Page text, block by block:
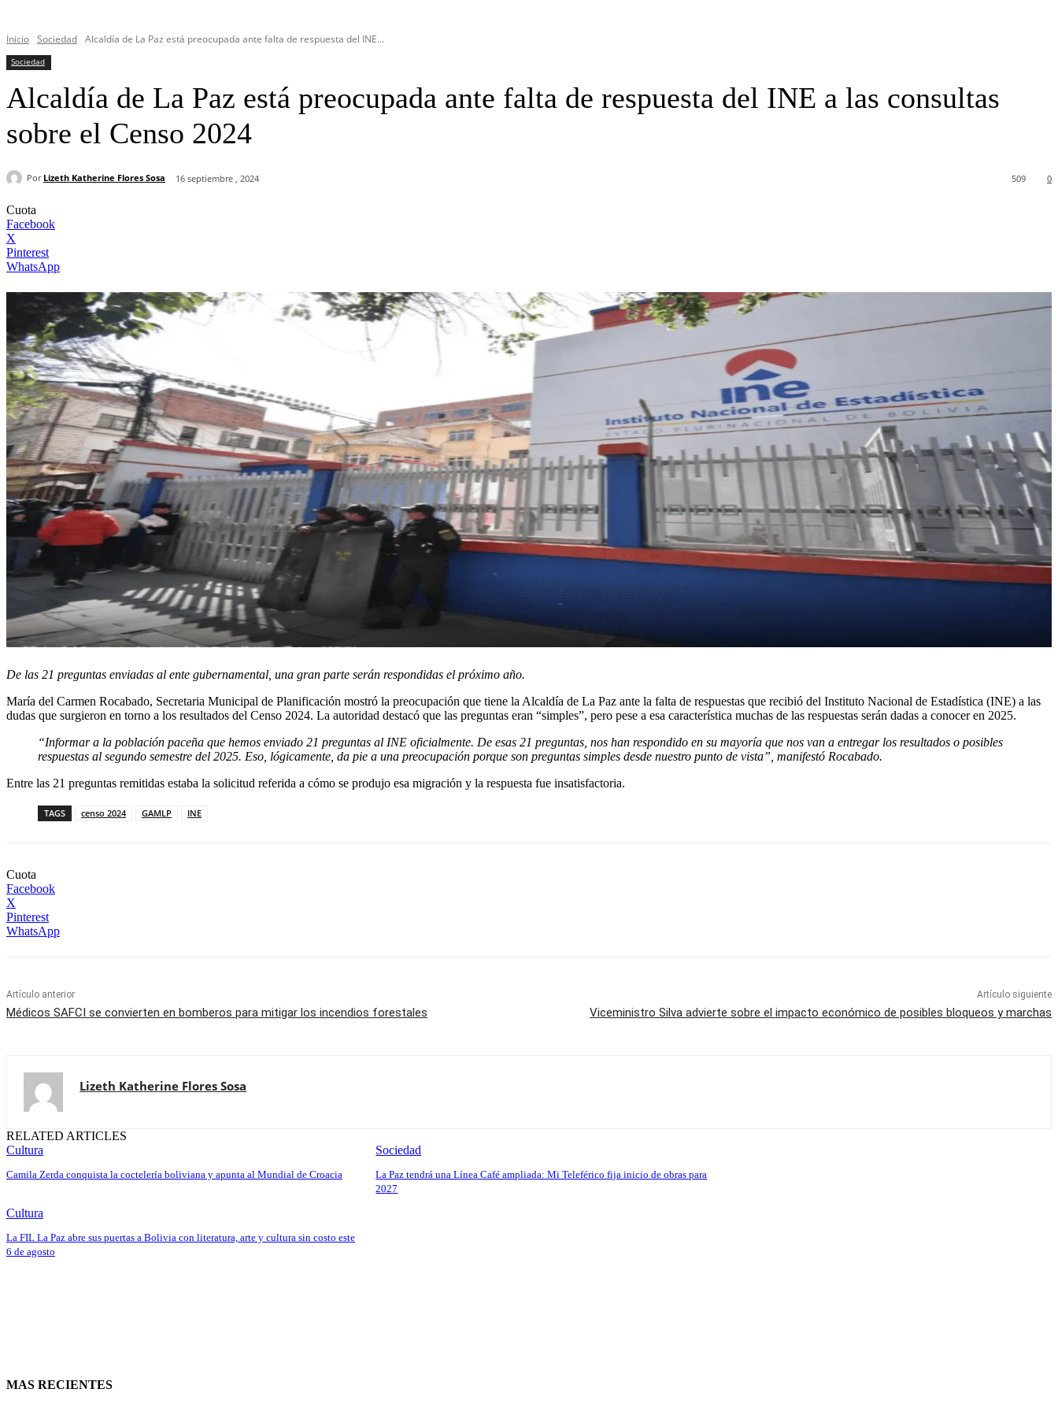
Inicio Sociedad Alcaldía de La Paz está preocupada ante falta de respuesta del INE...
Sociedad
Alcaldía de La Paz está preocupada ante falta de respuesta del INE a las consultas
sobre el Censo 2024
Por Lizeth Katherine Flores Sosa 16 septiembre , 2024 0
509
Cuota
Facebook
X
Pinterest
WhatsApp
De las 21 preguntas enviadas al ente gubernamental, una gran parte serán respondidas el próximo año.
María del Carmen Rocabado, Secretaria Municipal de Planificación mostró la preocupación que tiene la Alcaldía de La Paz ante la falta de respuestas que recibió del Instituto Nacional de Estadística (INE) a las
dudas que surgieron en torno a los resultados del Censo 2024. La autoridad destacó que las preguntas eran “simples”, pero pese a esa característica muchas de las respuestas serán dadas a conocer en 2025.
“Informar a la población paceña que hemos enviado 21 preguntas al INE oficialmente. De esas 21 preguntas, nos han respondido en su mayoría que nos van a entregar los resultados o posibles
respuestas al segundo semestre del 2025. Eso, lógicamente, da pie a una preocupación porque son preguntas simples desde nuestro punto de vista”, manifestó Rocabado.
Entre las 21 preguntas remitidas estaba la solicitud referida a cómo se produjo esa migración y la respuesta fue insatisfactoria.
TAGS censo 2024 GAMLP INE
Cuota
Facebook
X
Pinterest
WhatsApp
Artículo anterior
Médicos SAFCI se convierten en bomberos para mitigar los incendios forestales
Artículo siguiente
Viceministro Silva advierte sobre el impacto económico de posibles bloqueos y marchas
Lizeth Katherine Flores Sosa
RELATED ARTICLES
Cultura
Camila Zerda conquista la coctelería boliviana y apunta al Mundial de Croacia
Sociedad
La Paz tendrá una Línea Café ampliada: Mi Teleférico fija inicio de obras para
2027
Cultura
La FIL La Paz abre sus puertas a Bolivia con literatura, arte y cultura sin costo este
6 de agosto
MAS RECIENTES